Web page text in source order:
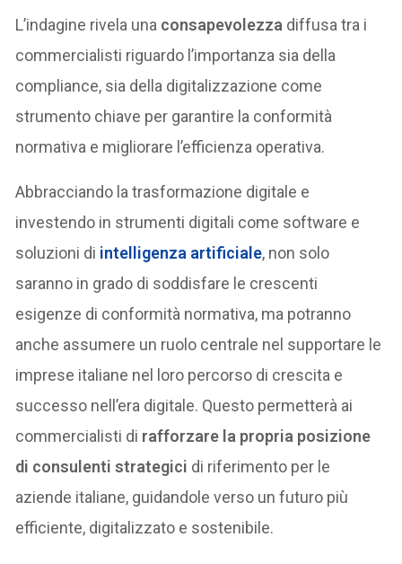
L’indagine rivela una consapevolezza diffusa tra i
commercialisti riguardo l’importanza sia della
compliance, sia della digitalizzazione come
strumento chiave per garantire la conformità
normativa e migliorare l’efficienza operativa.
Abbracciando la trasformazione digitale e
investendo in strumenti digitali come software e
soluzioni di intelligenza artificiale, non solo
saranno in grado di soddisfare le crescenti
esigenze di conformità normativa, ma potranno
anche assumere un ruolo centrale nel supportare le
imprese italiane nel loro percorso di crescita e
successo nell’era digitale. Questo permetterà ai
commercialisti di rafforzare la propria posizione
di consulenti strategici di riferimento per le
aziende italiane, guidandole verso un futuro più
efficiente, digitalizzato e sostenibile.